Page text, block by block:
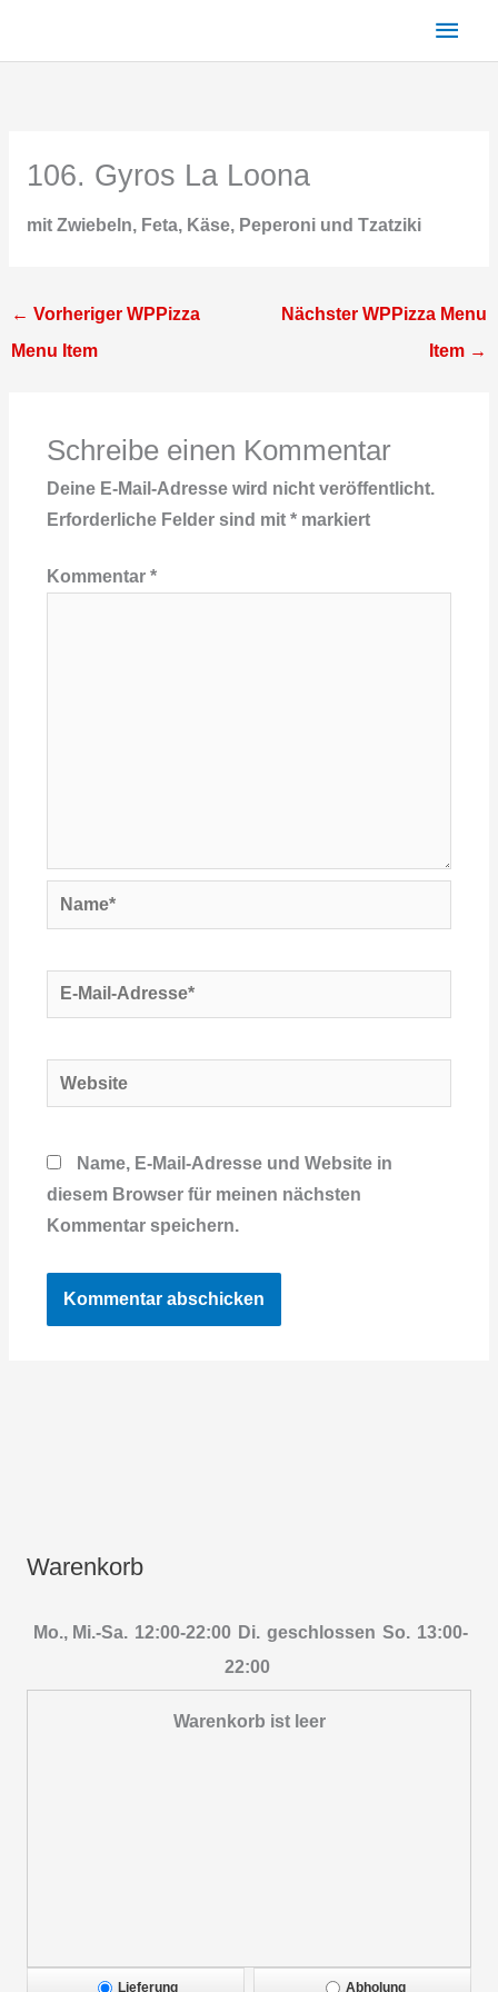
106. Gyros La Loona
mit Zwiebeln, Feta, Käse, Peperoni und Tzatziki
← Vorheriger WPPizza
Menu Item
Nächster WPPizza Menu
Item →
Schreibe einen Kommentar
Deine E-Mail-Adresse wird nicht veröffentlicht.
Erforderliche Felder sind mit *markiert
Kommentar *
Name*
E-
Mail-
Website
Name, E-Mail-Adresse und Website in
diesem Browser für meinen nächsten
Kommentar speichern.
Warenkorb
Mo., Mi.-Sa. 12:00-22:00 Di. geschlossen So. 13:00-
22:00
Warenkorb ist leer
Lieferung Abholung